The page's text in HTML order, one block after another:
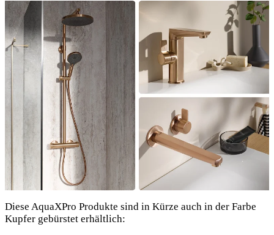
Diese AquaXPro Produkte sind in Kürze auch in der Farbe
Kupfer gebürstet erhältlich: